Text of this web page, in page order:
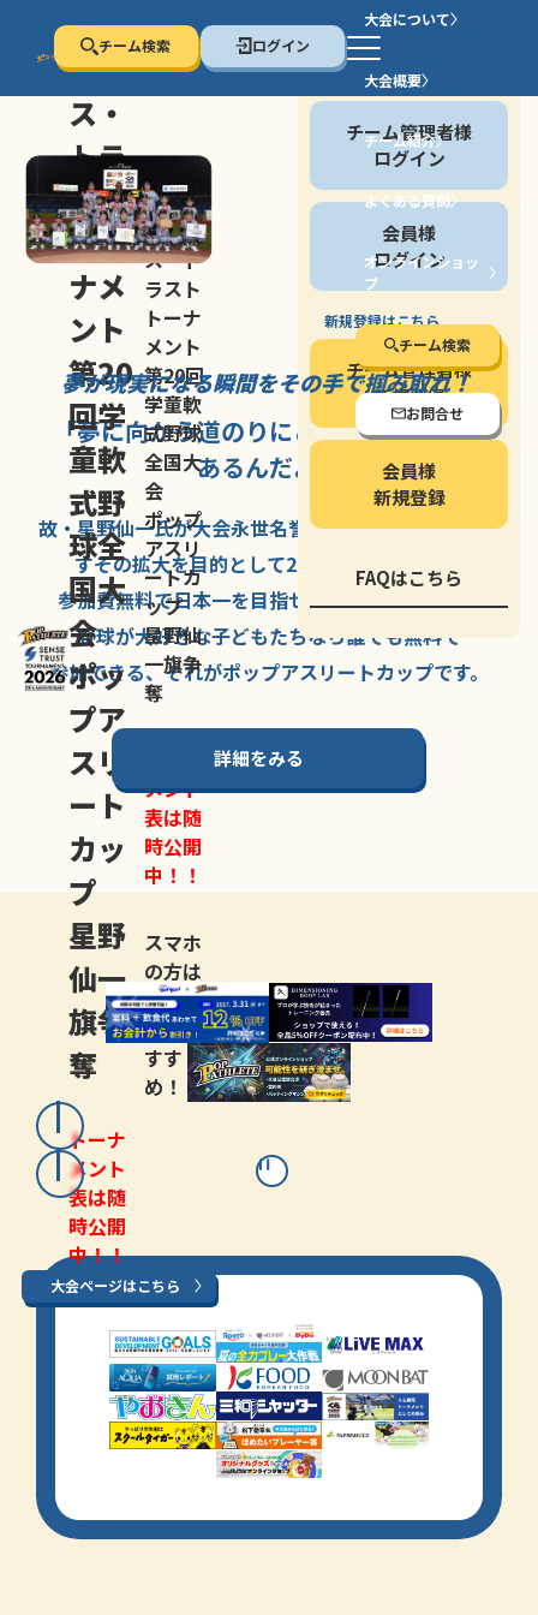
チーム検索 ログイン
大会について
大会概要
チーム紹介
よくある質問
オンラインショッ
プ
チーム検索
お問合せ
停止する
セン
ス・
トラ
スト
トー
ナメ
ント
第20
回学
童軟
式野
球全
国大
会
ポッ
プア
スリ
ート
カッ
プ
星野
仙一
旗争
奪
トーナ
メント
表は随
時公開
中！！
セン
ス・ト
ラスト
トーナ
メント
第20回
学童軟
式野球
全国大
会
ポップ
アスリ
ートカ
ップ
星野仙
一旗争
奪
メント
表は随
時公開
中！！
スマホ
の方は
LINE登
録がお
すす
め！
大会ページはこちら
会員の方
チーム管理者様
ログイン
会員様
ログイン
新規登録はこちら
チーム管理者様
新規登録
会員様
新規登録
FAQはこちら
夢が現実になる瞬間をその手で掴み取れ！
「夢に向かう道のりにこそ大きな意味が
あるんだよ」
故・星野仙一氏が大会永世名誉会長を務める、野球の
すその拡大を目的として2007年に
参加費無料で日本一を目指せる唯一の野球大会。
野球が大好きな子どもたちなら誰でも無料で
参加できる、それがポップアスリートカップです。
詳細をみる